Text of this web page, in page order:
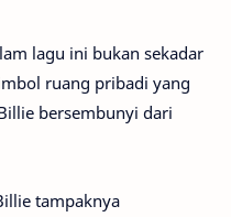
lagu ini bukan sekadar
ruang pribadi yang
bersembunyi dari
tampaknya